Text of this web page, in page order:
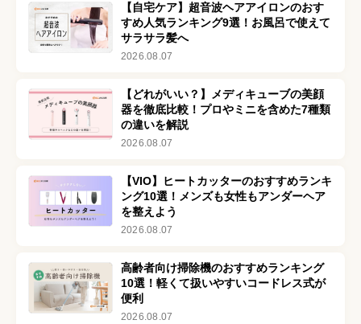
【自宅ケア】超音波ヘアアイロンのおす
すめ人気ランキング9選！お風呂で使えて
サラサラ髪へ
2026.08.07
【どれがいい？】メディキューブの美顔
器を徹底比較！プロやミニを含めた7種類
の違いを解説
2026.08.07
【VIO】ヒートカッターのおすすめランキ
ング10選！メンズも女性もアンダーヘア
を整えよう
2026.08.07
高齢者向け掃除機のおすすめランキング
10選！軽くて扱いやすいコードレス式が
便利
2026.08.07